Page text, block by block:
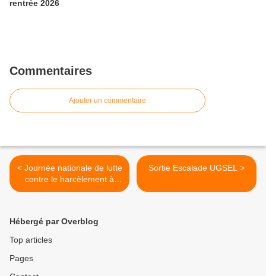
rentrée 2026
Commentaires
Ajouter un commentaire
< Journée nationale de lutte
contre le harcèlement à
l'école au collège Sainte-
Sortie Escalade UGSEL >
Hébergé par Overblog
Top articles
Pages